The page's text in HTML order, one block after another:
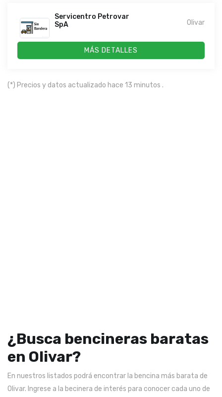
Servicentro Petrovar
SpA
Olivar
MÁS DETALLES
(*) Precios y datos actualizado hace 13 minutos .
¿Busca bencineras baratas
en Olivar?
En nuestros listados podrá encontrar la bencina más barata de
Olivar. Ingrese a la becinera de interés para conocer cada uno de